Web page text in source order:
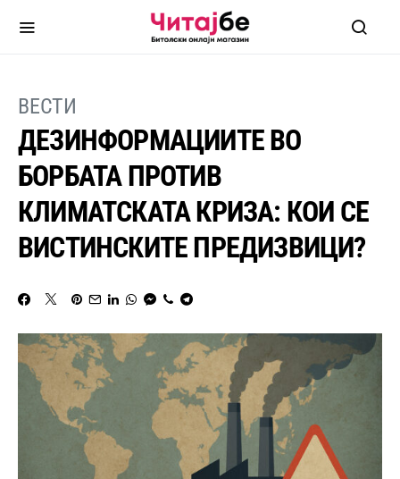
ВЕСТИ
ДЕЗИНФОРМАЦИИТЕ ВО
БОРБАТА ПРОТИВ
КЛИМАТСКАТА КРИЗА: КОИ СЕ
ВИСТИНСКИТЕ ПРЕДИЗВИЦИ?